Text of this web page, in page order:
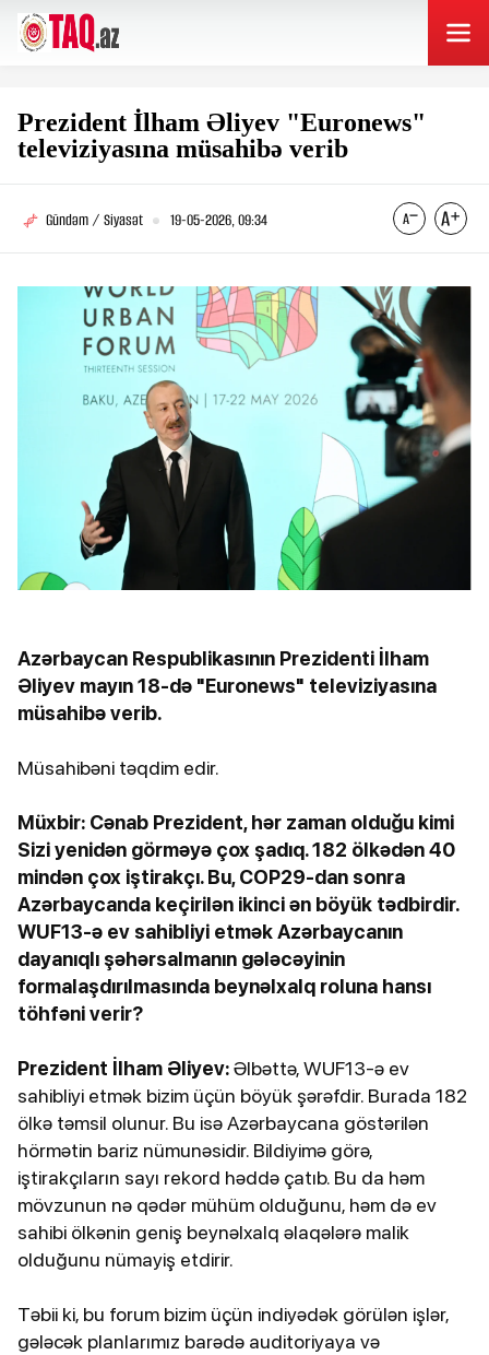
Prezident İlham Əliyev "Euronews"
televiziyasına müsahibə verib
Gündəm / Siyasət 19-05-2026, 09:34
Azərbaycan Respublikasının Prezidenti İlham
Əliyev mayın 18-də "Euronews" televiziyasına
müsahibə verib.
Müsahibəni təqdim edir.
Müxbir: Cənab Prezident, hər zaman olduğu kimi
Sizi yenidən görməyə çox şadıq. 182 ölkədən 40
mindən çox iştirakçı. Bu, COP29-dan sonra
Azərbaycanda keçirilən ikinci ən böyük tədbirdir.
WUF13-ə ev sahibliyi etmək Azərbaycanın
dayanıqlı şəhərsalmanın gələcəyinin
formalaşdırılmasında beynəlxalq roluna hansı
töhfəni verir?
Prezident İlham Əliyev:Əlbəttə, WUF13-ə ev
sahibliyi etmək bizim üçün böyük şərəfdir. Burada 182
ölkə təmsil olunur. Bu isə Azərbaycana göstərilən
hörmətin bariz nümunəsidir. Bildiyimə görə,
iştirakçıların sayı rekord həddə çatıb. Bu da həm
mövzunun nə qədər mühüm olduğunu, həm də ev
sahibi ölkənin geniş beynəlxalq əlaqələrə malik
olduğunu nümayiş etdirir.
Təbii ki, bu forum bizim üçün indiyədək görülən işlər,
gələcək planlarımız barədə auditoriyaya və